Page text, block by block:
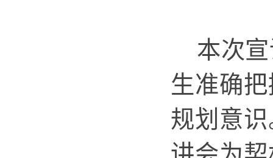
本次
生准确
规划意